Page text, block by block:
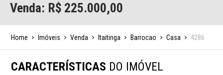
Venda: R$ 225.000,00
Home Imóveis Venda Itaitinga Barrocao Casa 4286
CARACTERÍSTICAS DO IMÓVEL